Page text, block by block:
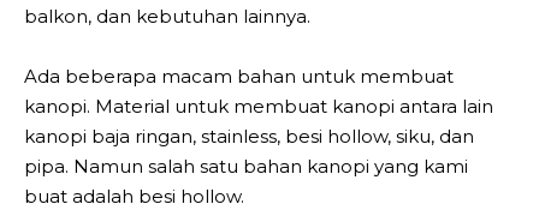
balkon, dan kebutuhan lainnya.
Ada beberapa macam bahan untuk membuat
kanopi. Material untuk membuat kanopi antara lain
kanopi baja ringan, stainless, besi hollow, siku, dan
pipa. Namun salah satu bahan kanopi yang kami
buat adalah besi hollow.